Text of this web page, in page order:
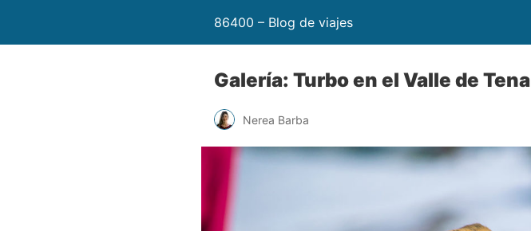
86400 – Blog de viajes
Galería: Turbo en el Valle de Tena
Nerea Barba